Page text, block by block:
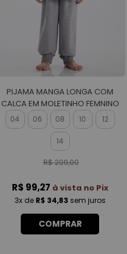
PIJAMA MANGA LONGA COM
CALCA EM MOLETINHO FEMNINO
04 06 08 10 12
14
R$ 209,00
R$ 99,27 à vista no Pix
3xde R$ 34,83 sem juros
COMPRAR